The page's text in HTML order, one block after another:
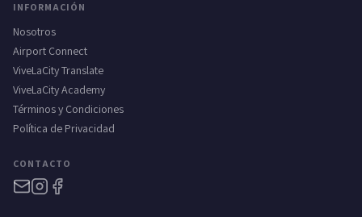
INFORMACIÓN
Nosotros
Airport Connect
ViveLaCity Translate
ViveLaCity Academy
Términos y Condiciones
Política de Privacidad
CONTACTO